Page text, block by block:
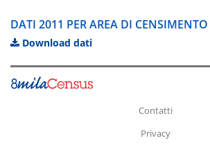
DATI 2011 PER AREA DI CENSIMENTO
Download dati
Contatti
Privacy